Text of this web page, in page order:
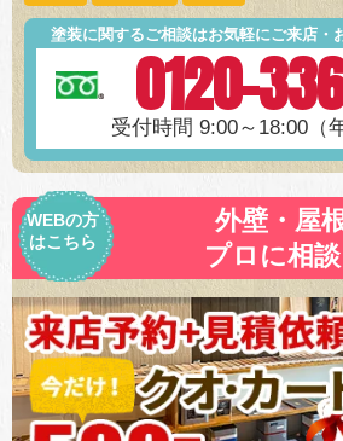
塗装に関するご相談はお気軽にご来店・
0120-
受付時間 9:00～18:00（
WEBの方
はこちら
外壁・屋
プロに相